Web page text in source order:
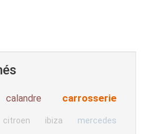
calandre carrosserie
citroen ibiza mercedes